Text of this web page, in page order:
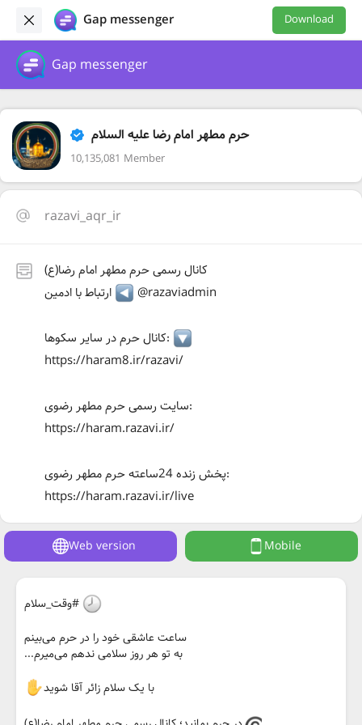
Gap messenger Download
Gap messenger
حرم مطهر امام رضا علیه السلام
10,135,081 Member
razavi_aqr_ir
کانال رسمی حرم مطهر امام رضا(ع)
@razaviadmin
کانال حرم در سایر سکوها:
https://haram8.ir/razavi/
سایت رسمی حرم مطهر رضوی:
https://haram.razavi.ir/
پخش زنده 24ساعته حرم مطهر رضوی:
https://haram.razavi.ir/live
Web version Mobile
#وقت_سلام
ساعت عاشقی خود را در حرم می‌بینم
به تو هر روز سلامی ندهم می‌میرم...
با یک سلام زائر آقا شوید